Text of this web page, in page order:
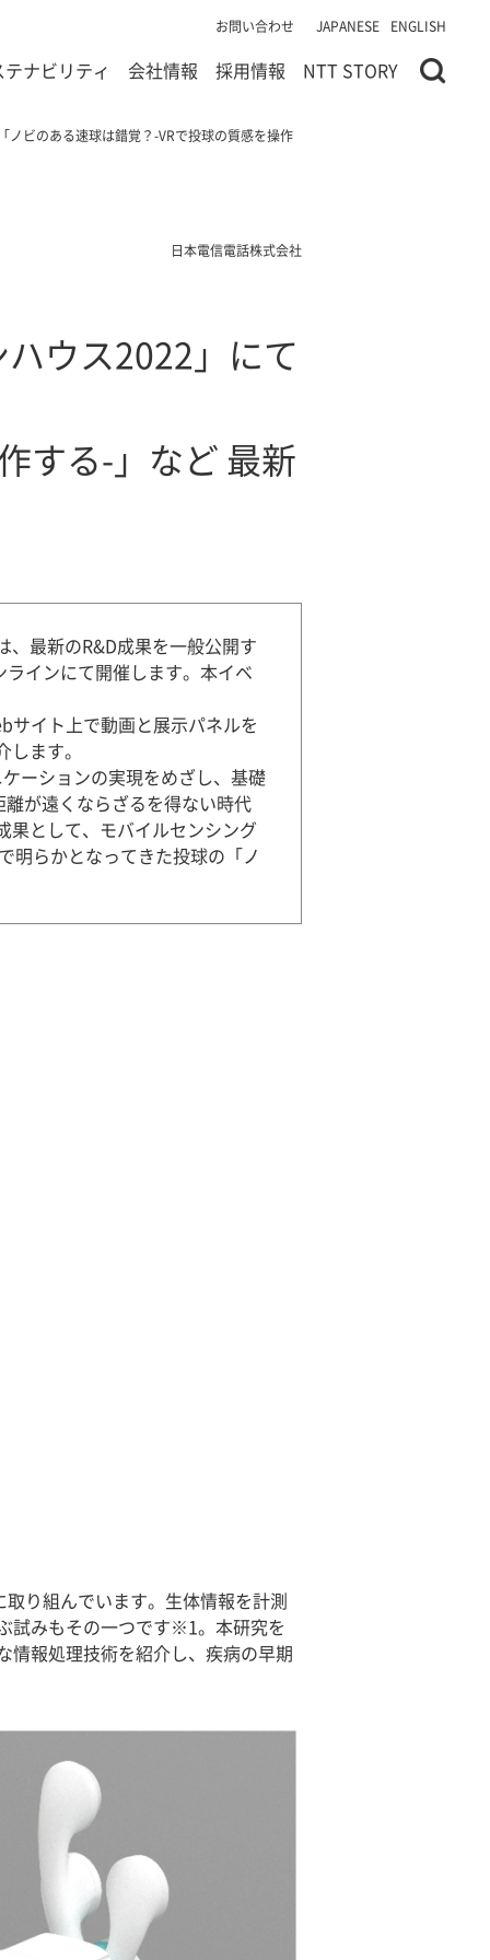
お問い合わせ JAPANESE ENGLISH
ナビリティ 会社情報 採用情報 NTT STORY
ビのある速球は錯覚？-VRで投球の質感を操作
日本電信電話株式会社
ウス2022」にて
する-」など 最新
最新のR&D成果を一般公開す
インにて開催します。本イベ
イト上で動画と展示パネルを
ます。
ーションの実現をめざし、基礎
が遠くならざるを得ない時代
果として、モバイルセンシング
明らかとなってきた投球の「ノ
り組んでいます。生体情報を計測
試みもその一つです※1。本研究を
情報処理技術を紹介し、疾病の早期